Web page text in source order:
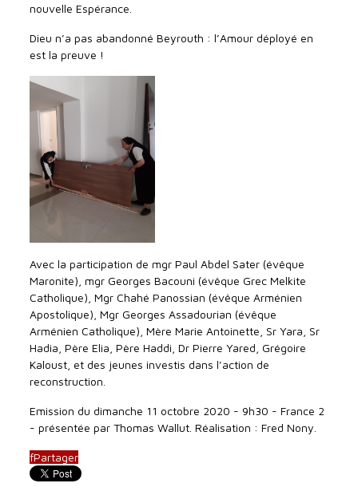
nouvelle Espérance.
Dieu n’a pas abandonné Beyrouth : l’Amour déployé en
est la preuve !
Avec la participation de mgr Paul Abdel Sater (évêque
Maronite), mgr Georges Bacouni (évêque Grec Melkite
Catholique), Mgr Chahé Panossian (évêque Arménien
Apostolique), Mgr Georges Assadourian (évêque
Arménien Catholique), Mère Marie Antoinette, Sr Yara, Sr
Hadia, Père Elia, Père Haddi, Dr Pierre Yared, Grégoire
Kaloust, et des jeunes investis dans l’action de
reconstruction.
Emission du dimanche 11 octobre 2020 - 9h30 - France 2
- présentée par Thomas Wallut. Réalisation : Fred Nony.
fPartager